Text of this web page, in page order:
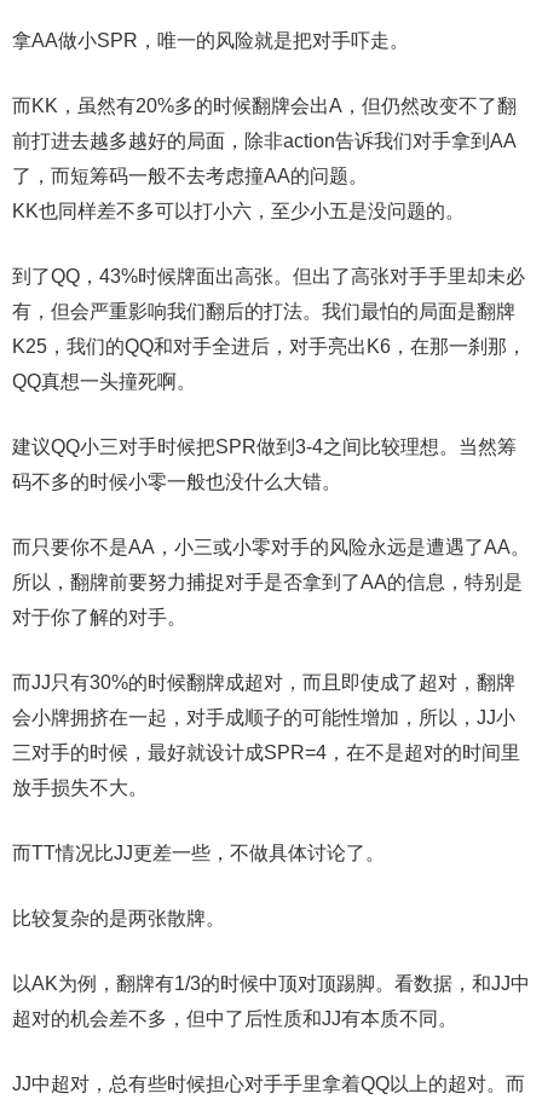
拿AA做小SPR，唯一的风险就是把对手吓走。
而KK，虽然有20%多的时候翻牌会出A，但仍然改变不了翻
前打进去越多越好的局面，除非action告诉我们对手拿到AA
了，而短筹码一般不去考虑撞AA的问题。
KK也同样差不多可以打小六，至少小五是没问题的。
到了QQ，43%时候牌面出高张。但出了高张对手手里却未必
有，但会严重影响我们翻后的打法。我们最怕的局面是翻牌
K25，我们的QQ和对手全进后，对手亮出K6，在那一刹那，
QQ真想一头撞死啊。
建议QQ小三对手时候把SPR做到3-4之间比较理想。当然筹
码不多的时候小零一般也没什么大错。
而只要你不是AA，小三或小零对手的风险永远是遭遇了AA。
所以，翻牌前要努力捕捉对手是否拿到了AA的信息，特别是
对于你了解的对手。
而JJ只有30%的时候翻牌成超对，而且即使成了超对，翻牌
会小牌拥挤在一起，对手成顺子的可能性增加，所以，JJ小
三对手的时候，最好就设计成SPR=4，在不是超对的时间里
放手损失不大。
而TT情况比JJ更差一些，不做具体讨论了。
比较复杂的是两张散牌。
以AK为例，翻牌有1/3的时候中顶对顶踢脚。看数据，和JJ中
超对的机会差不多，但中了后性质和JJ有本质不同。
JJ中超对，总有些时候担心对手手里拿着QQ以上的超对。而